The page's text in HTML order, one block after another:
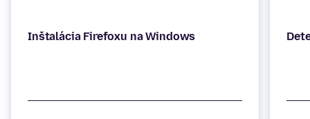
Inštalácia Firefoxu na Windows